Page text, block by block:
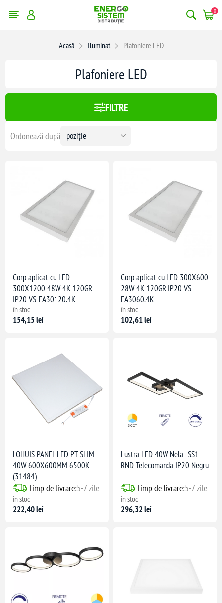
0
Acasă Iluminat Plafoniere LED
filtrele
893
Plafoniere LED
FILTRE
Ordonează după
Corp aplicat cu LED
300X1200 48W 4K 120GR
IP20 VS-FA30120.4K
în stoc
154,15 lei
Corp aplicat cu LED 300X600
28W 4K 120GR IP20 VS-
FA3060.4K
în stoc
102,61 lei
LOHUIS PANEL LED PT SLIM
40W 600X600MM 6500K
(31484)
Timp de livrare:5-7 zile
în stoc
222,40 lei
Lustra LED 40W Nela -SS1-
RND Telecomanda IP20 Negru
Timp de livrare:5-7 zile
în stoc
296,32 lei